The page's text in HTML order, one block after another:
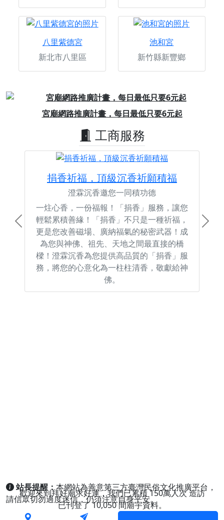
八里紫德宮
新北市八里區
池和宮
新竹縣新豐鄉
宮廟網路推廣計畫，每日最低只要6元起
Previous
工商服務
捐香祈福，頂級沉香祈願積福
澄霖沉香邀您一同積功德
一炷心香，一份福報！「捐香」服務，讓您
輕鬆累積善緣！「捐香」不只是一種祈福，
更是您改善磁場、廣納福氣的秘密武器！成
為您與神佛、祖先、天地之間最直接的橋
樑！澄霖沉香為您提供高品質的「捐香」服
務，將您的心意化為一柱柱清香，敬獻給神
佛。
Previous Next
站長提醒：本網站為善意第三方臺灣民俗文化推廣平台，
請信眾切勿過度迷信，仍須注意自身平安。
歡迎來到拜好廟求好運，我們已累積150萬人次造訪
已刊登了10,050間廟宇資料。